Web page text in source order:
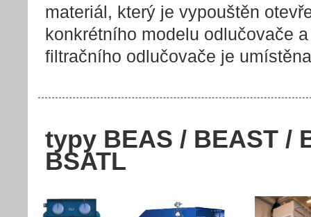
materiál, který je vypouštěn
konkrétního modelu odlučovače
filtračního odlučovače je
typy BEAS / BEAST /
BSATL